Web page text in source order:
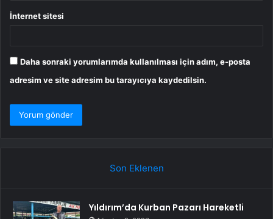
İnternet sitesi
Daha sonraki yorumlarımda kullanılması için adım, e-posta
adresim ve site adresim bu tarayıcıya kaydedilsin.
Son Eklenen
Yıldırım’da Kurban Pazarı Hareketli